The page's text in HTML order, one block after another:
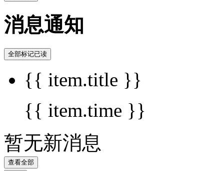
消息通知
全部标记已读
{{ item.title }}
{{ item.time }}
暂无新消息
查看全部